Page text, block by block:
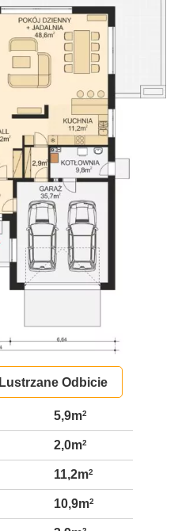
Lustrzane Odbicie
5,9m2
2,0m2
11,2m2
10,9m2